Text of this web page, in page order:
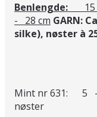
Benlengde:
- 28 cm GARN:
silke), nøster à
Mint nr 631:
nøster